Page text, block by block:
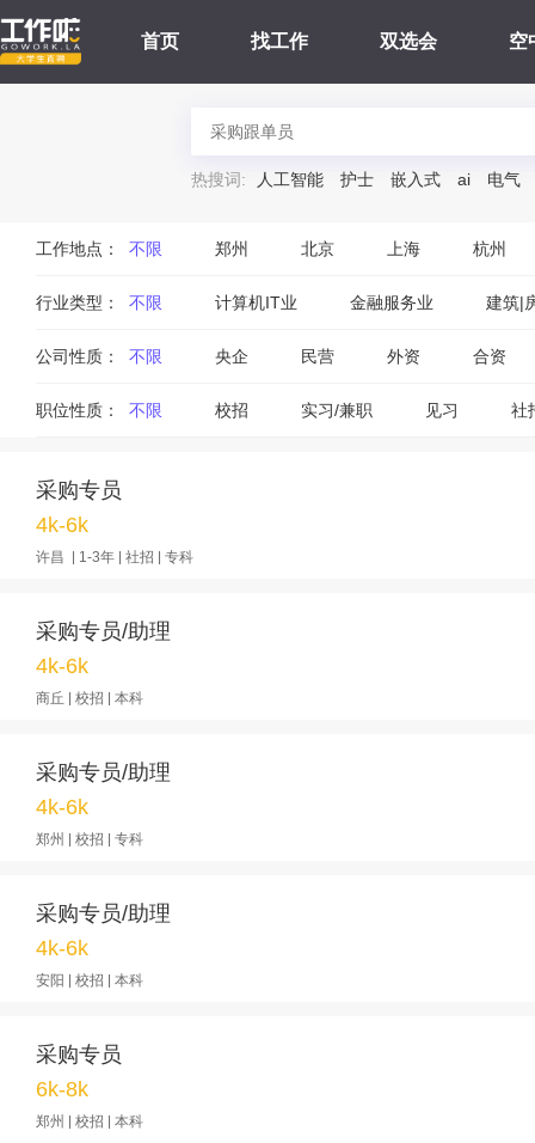
首页 找工作 双选会 空
热搜词: 人工智能 护士 嵌入式 ai 电气
工作地点： 不限 郑州 北京 上海 杭州
行业类型： 不限 计算机IT业 金融服务业 建筑|
公司性质： 不限 央企 民营 外资 合资
职位性质： 不限 校招 实习/兼职 见习 社
采购专员
4k-6k
许昌 | 1-3年 | 社招 | 专科
采购专员/助理
4k-6k
商丘 | 校招 | 本科
采购专员/助理
4k-6k
郑州 | 校招 | 专科
采购专员/助理
4k-6k
安阳 | 校招 | 本科
采购专员
6k-8k
郑州 | 校招 | 本科